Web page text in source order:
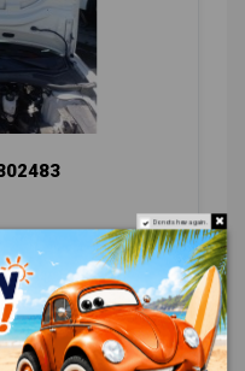
Do not show again.